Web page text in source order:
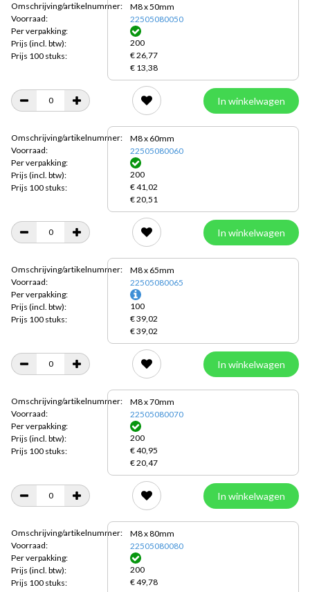
Omschrijving/artikelnummer:
Voorraad:
Per verpakking:
Prijs (incl. btw):
Prijs 100 stuks:
M8 x 50mm
22505080050
200
€ 26,77
€ 13,38
In winkelwagen
Omschrijving/artikelnummer:
Voorraad:
Per verpakking:
Prijs (incl. btw):
Prijs 100 stuks:
M8 x 60mm
22505080060
200
€ 41,02
€ 20,51
In winkelwagen
Omschrijving/artikelnummer:
Voorraad:
Per verpakking:
Prijs (incl. btw):
Prijs 100 stuks:
M8 x 65mm
22505080065
100
€ 39,02
€ 39,02
In winkelwagen
Omschrijving/artikelnummer:
Voorraad:
Per verpakking:
Prijs (incl. btw):
Prijs 100 stuks:
M8 x 70mm
22505080070
200
€ 40,95
€ 20,47
In winkelwagen
Omschrijving/artikelnummer:
Voorraad:
Per verpakking:
Prijs (incl. btw):
Prijs 100 stuks:
M8 x 80mm
22505080080
200
€ 49,78